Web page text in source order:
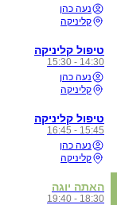
נעה כהן
קליניקה
טיפול קליניקה
14:30 - 15:30
נעה כהן
קליניקה
טיפול קליניקה
15:45 - 16:45
נעה כהן
קליניקה
האתה יוגה
18:30 - 19:40